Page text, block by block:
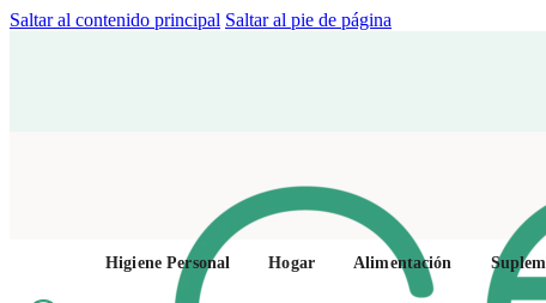
Saltar al contenido principal Saltar al pie de página
Higiene Personal Hogar Alimentación